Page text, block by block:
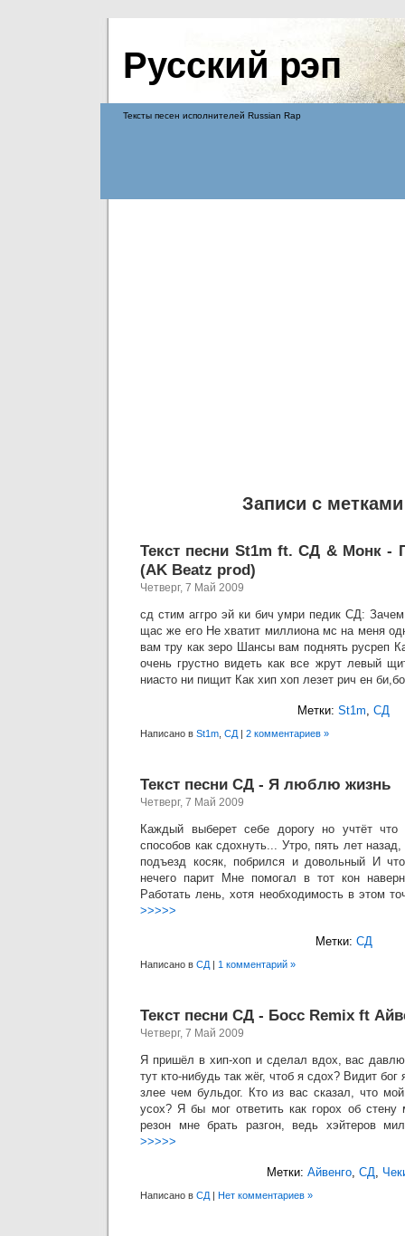
Русский рэп
Тексты песен исполнителей Russian Rap
Записи с метками
Текст песни St1m ft. СД & Монк -
(AK Beatz prod)
Четверг, 7 Май 2009
сд стим аггро эй ки бич умри педик СД:
щас же его Не хватит миллиона мс на меня
вам тру как зеро Шансы вам поднять русреп
очень грустно видеть как все жрут левый
ниасто ни пищит Как хип хоп лезет рич ен
Метки: St1m, СД
Написано в St1m СД | 2 комментариев »
Текст песни СД - Я люблю жизнь
Четверг, 7 Май 2009
Каждый выберет себе дорогу но учтёт
способов как сдохнуть... Утро, пять лет
подъезд косяк, побрился и довольный И
нечего парит Мне помогал в тот кон
Работать лень, хотя необходимость в этом
>>>>>
Метки: СД
Написано в СД | 1 комментарий »
Текст песни CД - Босс Remix ft
Четверг, 7 Май 2009
Я пришёл в хип-хоп и сделал вдох, вас
тут кто-нибудь так жёг, чтоб я сдох? Видит
злее чем бульдог. Кто из вас сказал, что
усох? Я бы мог ответить как горох об
резон мне брать разгон, ведь хэйтеров
>>>>>
Метки: Айвенго, СД,
Написано в СД | Нет комментариев »